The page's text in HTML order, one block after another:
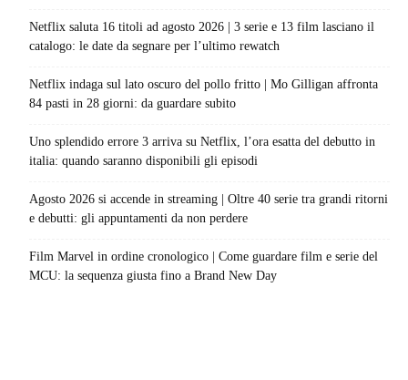
Netflix saluta 16 titoli ad agosto 2026 | 3 serie e 13 film lasciano il
catalogo: le date da segnare per l’ultimo rewatch
Netflix indaga sul lato oscuro del pollo fritto | Mo Gilligan affronta
84 pasti in 28 giorni: da guardare subito
Uno splendido errore 3 arriva su Netflix, l’ora esatta del debutto in
italia: quando saranno disponibili gli episodi
Agosto 2026 si accende in streaming | Oltre 40 serie tra grandi ritorni
e debutti: gli appuntamenti da non perdere
Film Marvel in ordine cronologico | Come guardare film e serie del
MCU: la sequenza giusta fino a Brand New Day